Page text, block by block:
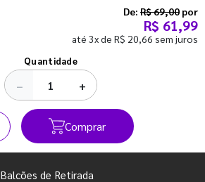
De: R$ 69,00 por
R$ 61,99
até 3x de R$ 20,66 sem juros
Quantidade
− +
Comprar
Balcões de Retirada